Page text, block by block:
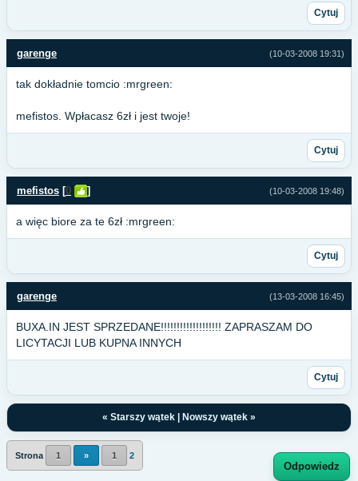
Cytuj
(10-03-2008 19:31)
garenge
tak dokładnie tomcio :mrgreen:
mefistos. Wpłacasz 6zł i jest twoje!
Cytuj
(10-03-2008 19:48)
mefistos [0 ]
a więc biore za te 6zł :mrgreen:
Cytuj
(13-03-2008 16:45)
garenge
BUXA.IN JEST SPRZEDANE!!!!!!!!!!!!!!!!!!! ZAPRASZAM DO
LICYTACJI LUB KUPNA INNYCH
Cytuj
« Starszy wątek | Nowszy wątek »
Strona 1 » 1 2
Odpowiedz